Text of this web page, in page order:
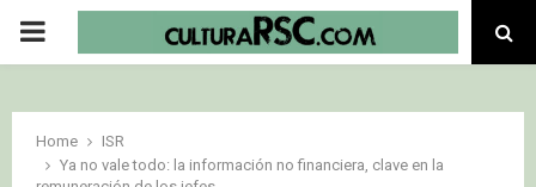
PRIMARY
Home
ISR
Ya no vale todo: la información no financiera, clave en la